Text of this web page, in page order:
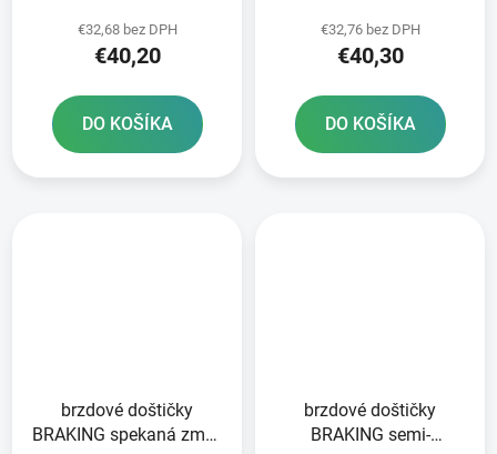
ks v balení
€32,68 bez DPH
€40,20
DO KOŠÍKA
€32,76 bez DPH
€40,30
DO KOŠÍKA
brzdové doštičky
BRAKING spekaná zmes
brzdové doštičky
BRAKING semi-